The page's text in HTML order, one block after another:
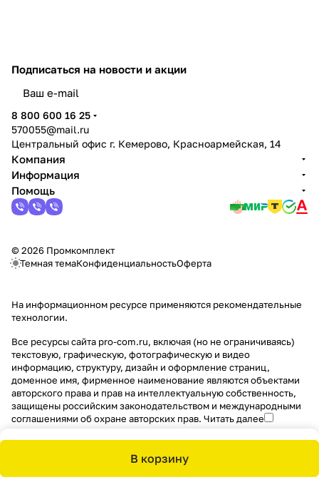
В корзину
Подписаться на новости и акции
8 800 600 16 25
570055@mail.ru
Центральный офис г. Кемерово, Красноармейская, 14
Компания
Информация
Помощь
© 2026 Промкомплект
Темная темаКонфиденциальностьОферта
На информационном ресурсе применяются рекомендательные
технологии.
Все ресурсы сайта pro-com.ru, включая (но не ограничиваясь)
текстовую, графическую, фотографическую и видео
информацию, структуру, дизайн и оформление страниц,
доменное имя, фирменное наименование являются объектами
авторского права и прав на интеллектуальную собственность,
защищены российским законодательством и международными
соглашениями об охране авторских прав. Читать далее